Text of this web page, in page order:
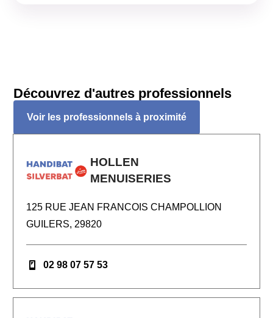
Découvrez d'autres professionnels
Voir les professionnels à proximité
HOLLEN
MENUISERIES
125 RUE JEAN FRANCOIS CHAMPOLLION
GUILERS, 29820
02 98 07 57 53